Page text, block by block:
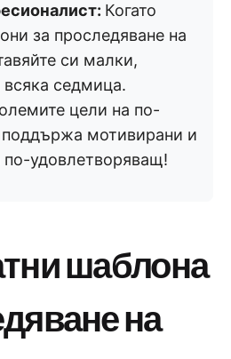
Когато
за проследяване на
си малки,
седмица.
цели на по-
мотивирани и
по-удовлетворяващ!
шаблона
на